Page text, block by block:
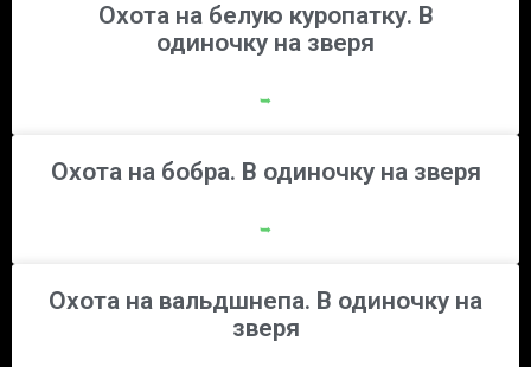
Охота на белую куропатку. В
одиночку на зверя
➥
Охота на бобра. В одиночку на зверя
➥
Охота на вальдшнепа. В одиночку на
зверя